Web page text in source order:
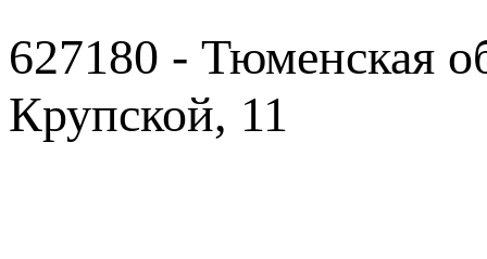
627180 - Тюменская
Крупской, 11